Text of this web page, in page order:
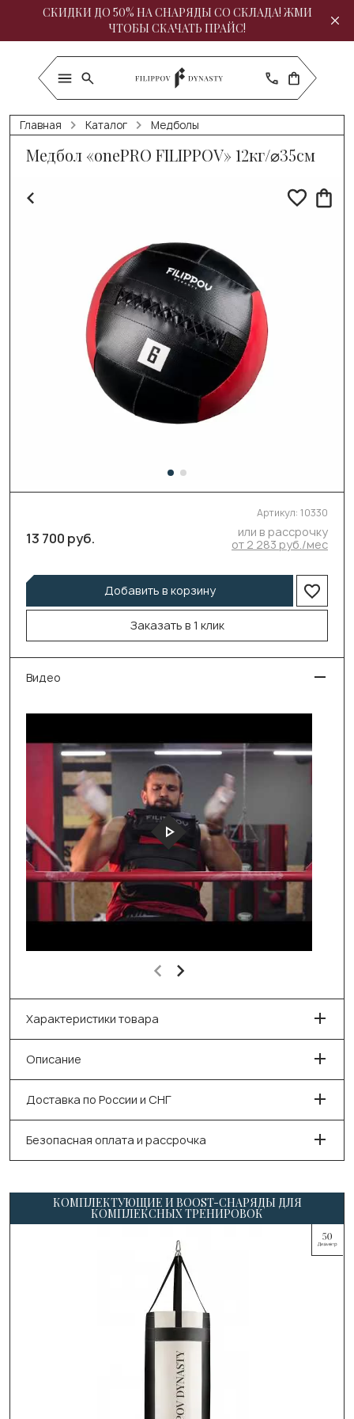
СКИДКИ ДО 50% НА СНАРЯДЫ СО СКЛАДА! ЖМИ
ЧТОБЫ СКАЧАТЬ ПРАЙС!
Главная Каталог Медболы
Медбол «onePRO FILIPPOV» 12кг/⌀35см
Артикул: 10330
13 700 руб.
или в рассрочку
от 2 283 руб./мес
Добавить в корзину
Заказать в 1 клик
Видео
Характеристики товара
Описание
Доставка по России и СНГ
Безопасная оплата и рассрочка
КОМПЛЕКТУЮЩИЕ И BOOST-СНАРЯДЫ ДЛЯ
КОМПЛЕКСНЫХ ТРЕНИРОВОК